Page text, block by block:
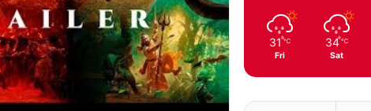
31 ℃
Fri
34 ℃
Sat